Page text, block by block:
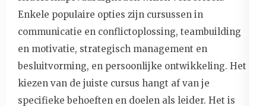
Enkele populaire opties zijn cursussen in
communicatie en conflictoplossing, teambuilding
en motivatie, strategisch management en
besluitvorming, en persoonlijke ontwikkeling. Het
kiezen van de juiste cursus hangt af van je
specifieke behoeften en doelen als leider. Het is